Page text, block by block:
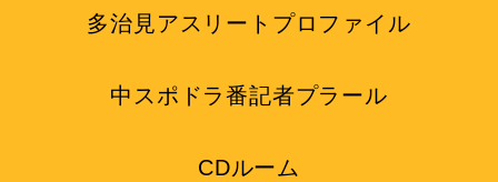
多治見アスリートプロファイル
中スポドラ番記者プラール
CDルーム